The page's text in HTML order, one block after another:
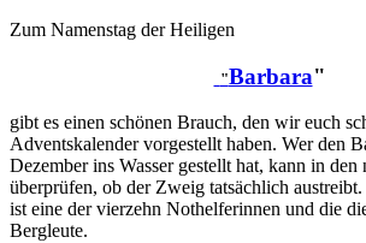
Zum Namenstag der Heiligen
"Barbara"
gibt es einen schönen Brauch, den wir euch
Adventskalender vorgestellt haben. Wer den
Dezember ins Wasser gestellt hat, kann in den
überprüfen, ob der Zweig tatsächlich
ist eine der vierzehn Nothelferinnen und die
Bergleute.